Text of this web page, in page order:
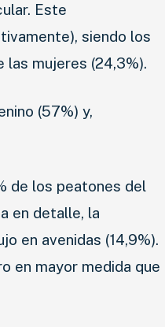
Este
siendo los
las mujeres (24,3%).
(57%) y,
de los peatones del
en detalle, la
en avenidas (14,9%).
en mayor medida que